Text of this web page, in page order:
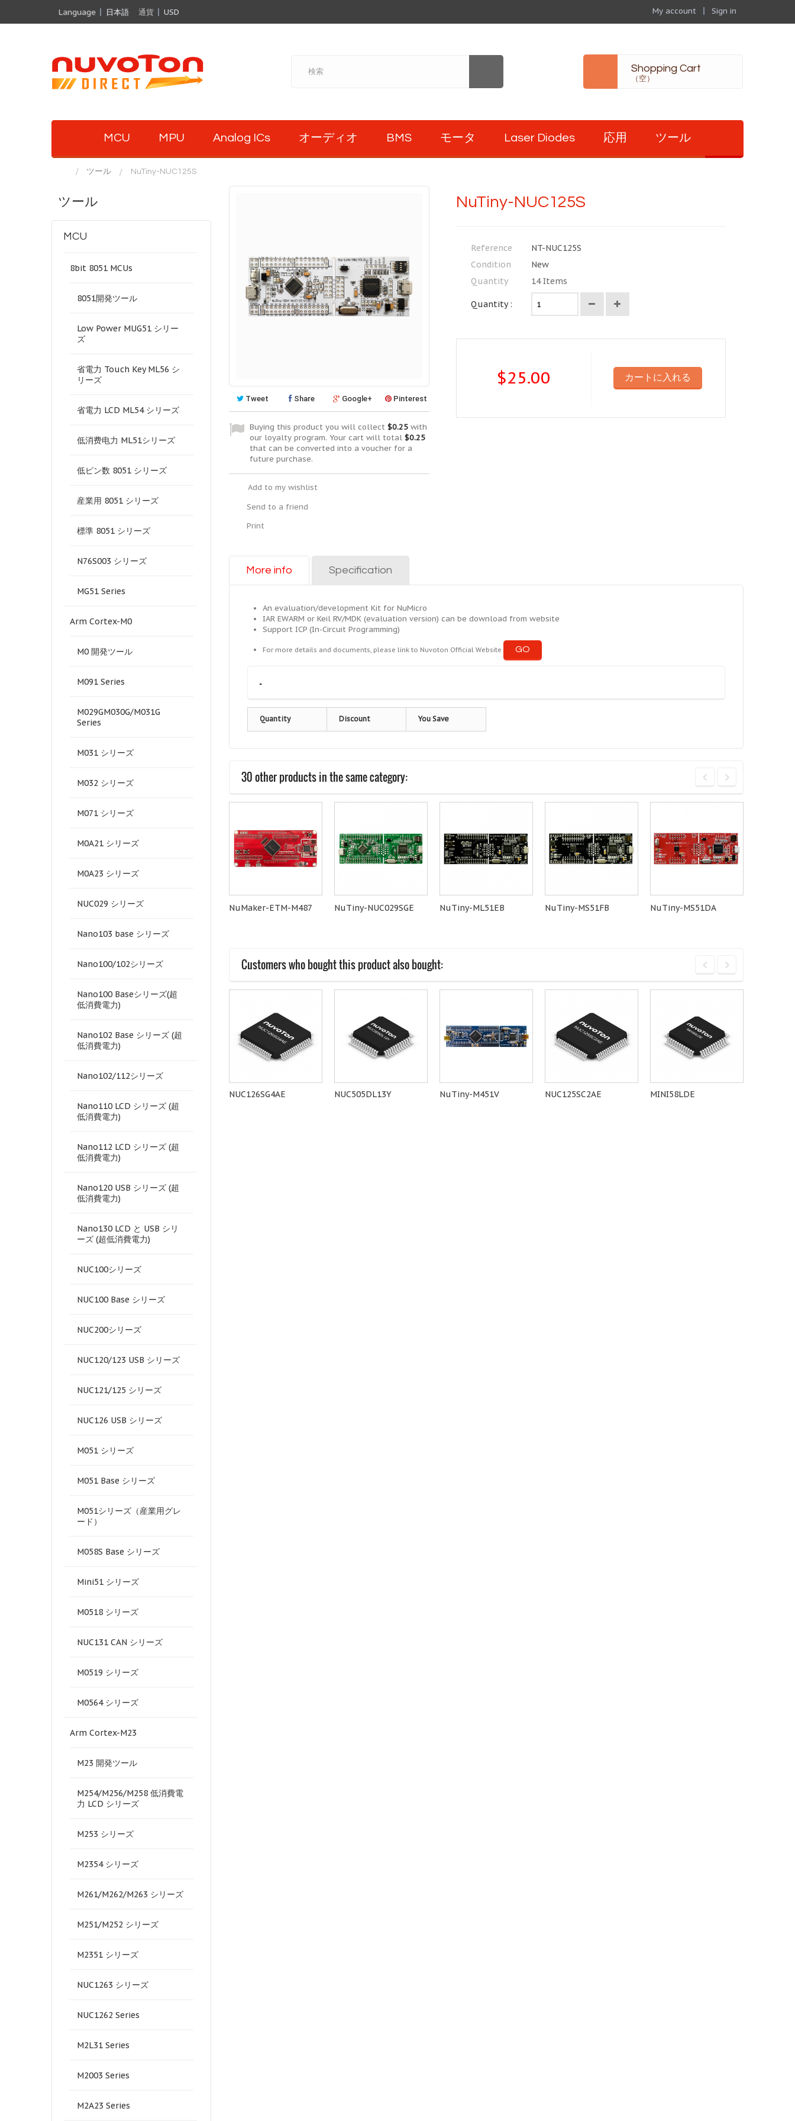
My account Sign in
Language 日本語 通貨 USD
MCU MPU Analog ICs オーディオ BMS モータ Laser Diodes 応用 ツール
Shopping Cart
（空）
ツール NuTiny-NUC125S
ツール
MCU
8bit 8051 MCUs
8051開発ツール
Low Power MUG51 シリー
ズ
省電力 Touch Key ML56 シ
リーズ
省電力 LCD ML54 シリーズ
低消费电力 ML51シリーズ
低ピン数 8051 シリーズ
産業用 8051 シリーズ
標準 8051 シリーズ
N76S003 シリーズ
MG51 Series
Arm Cortex-M0
M0 開発ツール
M091 Series
M029GM030G/M031G
Series
M031 シリーズ
M032 シリーズ
M071 シリーズ
M0A21 シリーズ
M0A23 シリーズ
NUC029 シリーズ
Nano103 base シリーズ
Nano100/102シリーズ
Nano100 Baseシリーズ(超
低消費電力)
Nano102 Base シリーズ (超
低消費電力)
Nano102/112シリーズ
Nano110 LCD シリーズ (超
低消費電力)
Nano112 LCD シリーズ (超
低消費電力)
Nano120 USB シリーズ (超
低消費電力)
Nano130 LCD と USB シリ
ーズ (超低消費電力)
NUC100シリーズ
NUC100 Base シリーズ
NUC200シリーズ
NUC120/123 USB シリーズ
NUC121/125 シリーズ
NUC126 USB シリーズ
M051 シリーズ
M051 Base シリーズ
M051シリーズ（産業用グレ
ード）
M058S Base シリーズ
Mini51 シリーズ
M0518 シリーズ
NUC131 CAN シリーズ
M0519 シリーズ
M0564 シリーズ
Arm Cortex-M23
M23 開発ツール
M254/M256/M258 低消費電
力 LCD シリーズ
M253 シリーズ
M2354 シリーズ
M261/M262/M263 シリーズ
M251/M252 シリーズ
M2351 シリーズ
NUC1263 シリーズ
NUC1262 Series
M2L31 Series
M2003 Series
M2A23 Series
Tweet Share Google+ Pinterest
Buying this product you will collect $0.25 with
our loyalty program. Your cart will total $0.25
that can be converted into a voucher for a
future purchase.
Add to my wishlist
Send to a friend
Print
NuTiny-NUC125S
Reference
NT-NUC125S
Condition
New
Quantity
14 Items
Quantity :
$25.00 カートに入れる
More info Specification
An evaluation/development Kit for NuMicro
IAR EWARM or Keil RV/MDK (evaluation version) can be download from website
Support ICP (In-Circuit Programming)
For more details and documents, please link to Nuvoton Official Website GO
-
Quantity Discount You Save
30 other products in the same category:
NU-LINK-GANG NuMaker-M487KM NuMaker-ETM-M487 NuTiny-NUC029SGE NuTiny-ML51EB NuTiny-MS51FB NuTiny-MS51DA
Customers who bought this product also bought:
NUC126SG4AE NUC505DL13Y NuTiny-M451V NUC125SC2AE MINI58LDE